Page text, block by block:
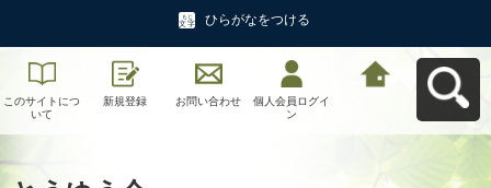
ひらがなをつける
このサイトにつ
いて
新規登録 お問い合わせ
個人会員ログイ
ン